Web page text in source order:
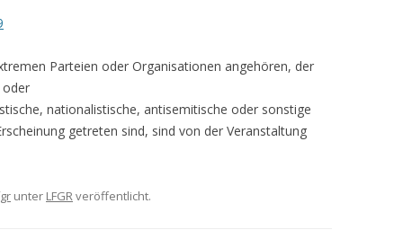
Parteien oder Organisationen angehören, der
oder
nationalistische, antisemitische oder sonstige
getreten sind, sind von der Veranstaltung
unter LFGRveröffentlicht.